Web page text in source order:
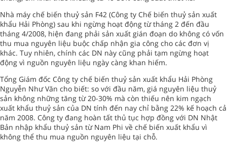
Nhà máy chế biến thuỷ sản F42 (Công ty Chế biến thuỷ sản xuất
khẩu Hải Phòng) sau khi ngừng hoạt động từ tháng 2 đến đầu
tháng 4/2008, hiện đang phải sản xuất gián đoạn do không có vốn
thu mua nguyên liệu buộc chấp nhận gia công cho các đơn vị
khác. Tuy nhiên, chính các DN này cũng phải tạm ngừng hoạt
động vì nguồn nguyên liệu ngày càng khan hiếm.
Tổng Giám đốc Công ty chế biến thuỷ sản xuất khẩu Hải Phòng
Nguyễn Như Văn cho biết: so với đầu năm, giá nguyên liệu thuỷ
sản không những tăng từ 20-30% mà còn thiếu nên kim ngạch
xuất khẩu thuỷ sản của DN tính đến nay chỉ bằng 22% kế hoạch cả
năm 2008. Công ty đang hoàn tất thủ tục hợp đồng với DN Nhật
Bản nhập khẩu thuỷ sản từ Nam Phi về chế biến xuất khẩu vì
không thể thu mua nguồn nguyên liệu tại chỗ.